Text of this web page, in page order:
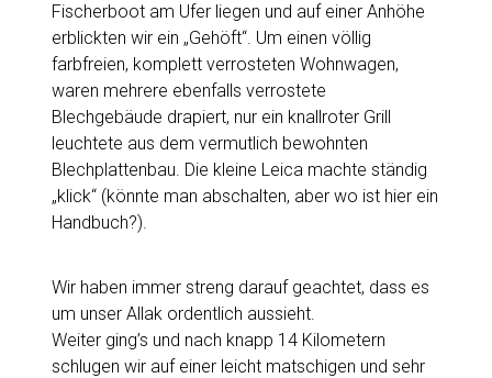
Fischerboot am Ufer liegen und auf einer Anhöhe
erblickten wir ein „Gehöft“. Um einen völlig
farbfreien, komplett verrosteten Wohnwagen,
waren mehrere ebenfalls verrostete
Blechgebäude drapiert, nur ein knallroter Grill
leuchtete aus dem vermutlich bewohnten
Blechplattenbau. Die kleine Leica machte ständig
„klick“ (könnte man abschalten, aber wo ist hier ein
Handbuch?).
Wir haben immer streng darauf geachtet, dass es
um unser Allak ordentlich aussieht.
Weiter ging’s und nach knapp 14 Kilometern
schlugen wir auf einer leicht matschigen und sehr